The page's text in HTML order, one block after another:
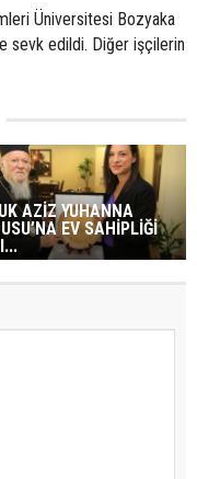
Üniversitesi Bozyaka
sevk edildi. Diğer işçilerin
AZİZ YUHANNA
EV SAHİPLİĞİ